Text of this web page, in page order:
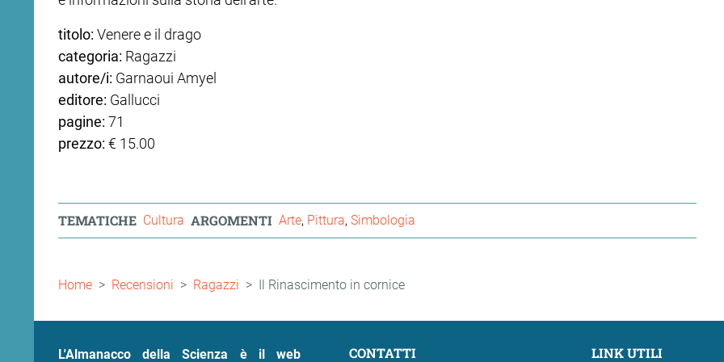
titolo: Venere e il drago
categoria: Ragazzi
autore/i: Garnaoui Amyel
editore: Gallucci
pagine: 71
prezzo: € 15.00
TEMATICHE Cultura ARGOMENTI Arte Pittura Simbologia
Briciole
Home Recensioni Ragazzi Il Rinascimento in cornice
L'Almanacco della Scienza è il web CONTATTI LINK UTILI